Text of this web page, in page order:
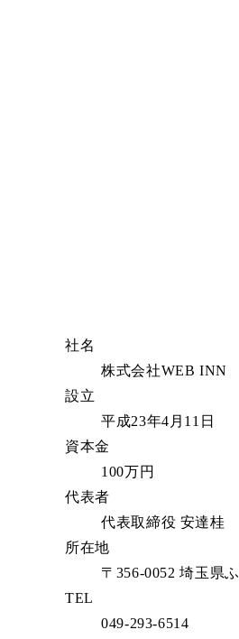
社名
株式会社WEB INN
設立
平成23年4月11日
資本金
100万円
代表者
代表取締役 安達桂
所在地
〒356-0052 埼玉県
TEL
049-293-6514